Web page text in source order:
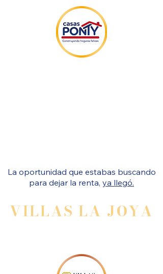
La oportunidad que estabas buscando
para dejar la renta, ya llegó.
VILLAS LA JOYA